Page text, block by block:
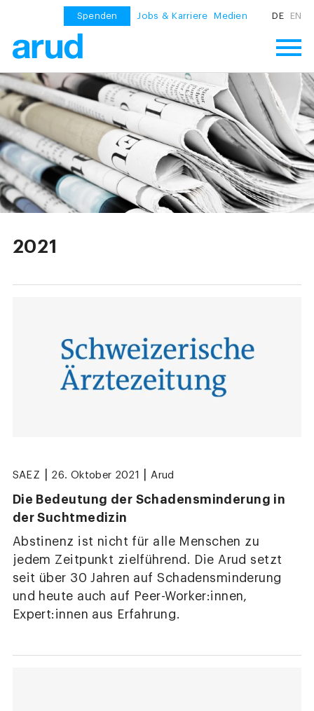
Spenden Jobs & Karriere Medien DE EN
2021
SAEZ 26. Oktober 2021 Arud
Die Bedeutung der Schadensminderung in
der Suchtmedizin
Abstinenz ist nicht für alle Menschen zu
jedem Zeitpunkt zielführend. Die Arud setzt
seit über 30 Jahren auf Schadensminderung
und heute auch auf Peer-Worker:innen,
Expert:innen aus Erfahrung.